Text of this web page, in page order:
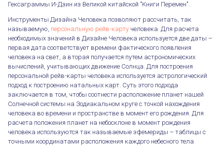
Гексаграммы И-Дзин из Великой китайской "Книги Перемен".
Инструменты Дизайна Человека позволяют рассчитать, так
называемую, персональную рейв-карту человека. Для расчета
необходимых значений в Дизайне Человека используется две даты –
первая дата соответствует времени фактического появления
человека на свет, а вторая получается путем астрономических
вычислений, учитывающих движение Солнца. Для построения
персональной рейв-карты человека используется астрологический
подход к построению натальных карт. Суть этого подхода
заключается в том, чтобы соотнести расположение планет нашей
Солнечной системы на Зодиакальном круге с точкой нахождения
человека во времени и пространстве в момент его рождения. Для
расчета положения планет на небосклоне в момент рождения
человека используются так называемые эфемериды – таблицы с
точными координатами расположения каждого небесного тела